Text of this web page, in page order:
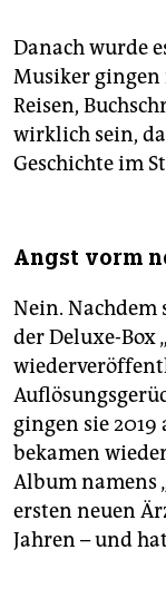
Danach wurde
Musiker gingen
Reisen,
wirklich sein,
Geschichte im
Angst vorm
Nein. Nachdem
der Deluxe-Box
gingen sie
bekamen
Album namens
ersten neuen
Jahren – und